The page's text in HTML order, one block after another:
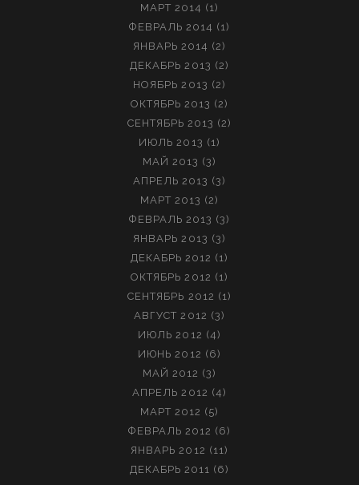
МАРТ 2014 (1)
ФЕВРАЛЬ 2014 (1)
ЯНВАРЬ 2014 (2)
ДЕКАБРЬ 2013 (2)
НОЯБРЬ 2013 (2)
ОКТЯБРЬ 2013 (2)
СЕНТЯБРЬ 2013 (2)
ИЮЛЬ 2013 (1)
МАЙ 2013 (3)
АПРЕЛЬ 2013 (3)
МАРТ 2013 (2)
ФЕВРАЛЬ 2013 (3)
ЯНВАРЬ 2013 (3)
ДЕКАБРЬ 2012 (1)
ОКТЯБРЬ 2012 (1)
СЕНТЯБРЬ 2012 (1)
АВГУСТ 2012 (3)
ИЮЛЬ 2012 (4)
ИЮНЬ 2012 (6)
МАЙ 2012 (3)
АПРЕЛЬ 2012 (4)
МАРТ 2012 (5)
ФЕВРАЛЬ 2012 (6)
ЯНВАРЬ 2012 (11)
ДЕКАБРЬ 2011 (6)